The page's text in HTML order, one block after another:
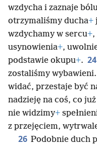
wzdycha i zaznaje
otrzymaliśmy ducha+
wzdychamy w sercu+,
usynowienia+,
podstawie okupu+. 24
zostaliśmy
widać, przestaje być
nadzieję na coś, co
nie widzimy+
z przejęciem,
26 Podobnie duch